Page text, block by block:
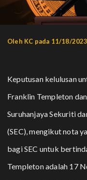
Oleh KC pada 11/18/
Keputusan kelulusan
Franklin Templeton
Suruhanjaya Sekuriti
(SEC), mengikut nota
bagi SEC untuk
Templeton adalah 17